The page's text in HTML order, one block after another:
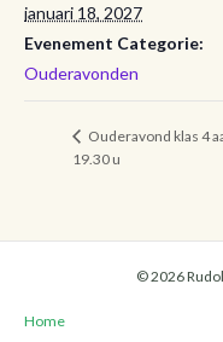
januari 18, 2027
Evenement Categorie:
Ouderavonden
Ouderavond klas 4
19.30 u
© 2026
Home